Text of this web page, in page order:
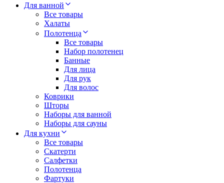
Для ванной
Все товары
Халаты
Полотенца
Все товары
Набор полотенец
Банные
Для лица
Для рук
Для волос
Коврики
Шторы
Наборы для ванной
Наборы для сауны
Для кухни
Все товары
Скатерти
Салфетки
Полотенца
Фартуки